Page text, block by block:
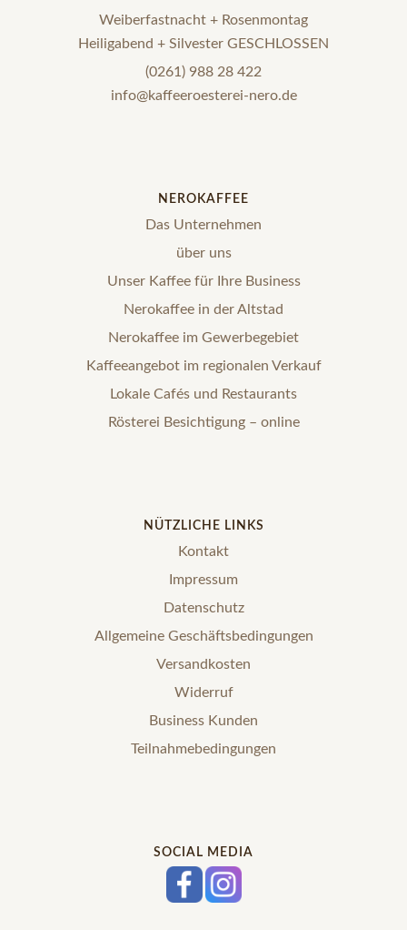
Weiberfastnacht + Rosenmontag
Heiligabend + Silvester GESCHLOSSEN
(0261) 988 28 422
info@kaffeeroesterei-nero.de
NEROKAFFEE
Das Unternehmen
über uns
Unser Kaffee für Ihre Business
Nerokaffee in der Altstad
Nerokaffee im Gewerbegebiet
Kaffeeangebot im regionalen Verkauf
Lokale Cafés und Restaurants
Rösterei Besichtigung – online
NÜTZLICHE LINKS
Kontakt
Impressum
Datenschutz
Allgemeine Geschäftsbedingungen
Versandkosten
Widerruf
Business Kunden
Teilnahmebedingungen
SOCIAL MEDIA